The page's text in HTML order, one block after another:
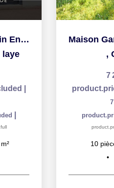
Maison Saint Germain En Laye 7 pièce(s) 190 m2
laye
m²
,
7
10